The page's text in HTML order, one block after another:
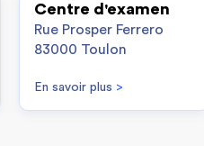
Centre d'examen
Rue Prosper Ferrero
83000 Toulon
En savoir plus >